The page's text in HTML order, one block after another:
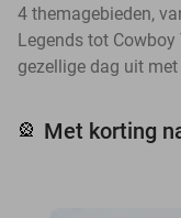
4 themagebieden,
Legends tot
gezellige dag uit
🎡 Met korting